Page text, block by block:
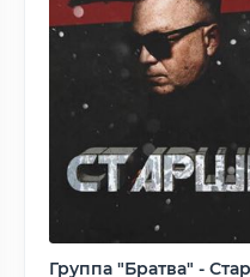
Группа "Братва" -